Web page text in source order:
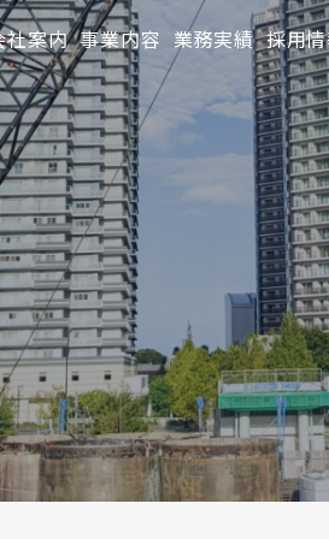
社案内 事業内容 業務実績 採用